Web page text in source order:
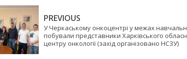
PREVIOUS
У Черкаському онкоцентрі у межах
побували представники Харківського
центру онкології (захід організовано НСЗУ)